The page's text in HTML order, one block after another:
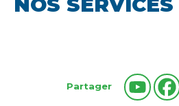
Partager